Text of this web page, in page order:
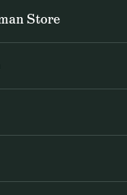
Store
Nachrichten über neue